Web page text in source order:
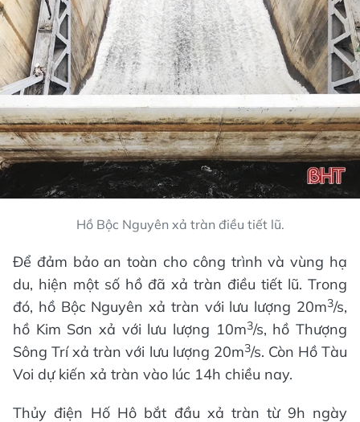
Hồ Bộc Nguyên xả tràn điều tiết lũ.
Để đảm bảo an toàn cho công trình và vùng hạ
du, hiện một số hồ đã xả tràn điều tiết lũ. Trong
đó, hồ Bộc Nguyên xả tràn với lưu lượng 20m3/s,
hồ Kim Sơn xả với lưu lượng 10m3/s, hồ Thượng
Sông Trí xả tràn với lưu lượng 20m3/s. Còn Hồ Tàu
Voi dự kiến xả tràn vào lúc 14h chiều nay.
Thủy điện Hố Hô bắt đầu xả tràn từ 9h ngày